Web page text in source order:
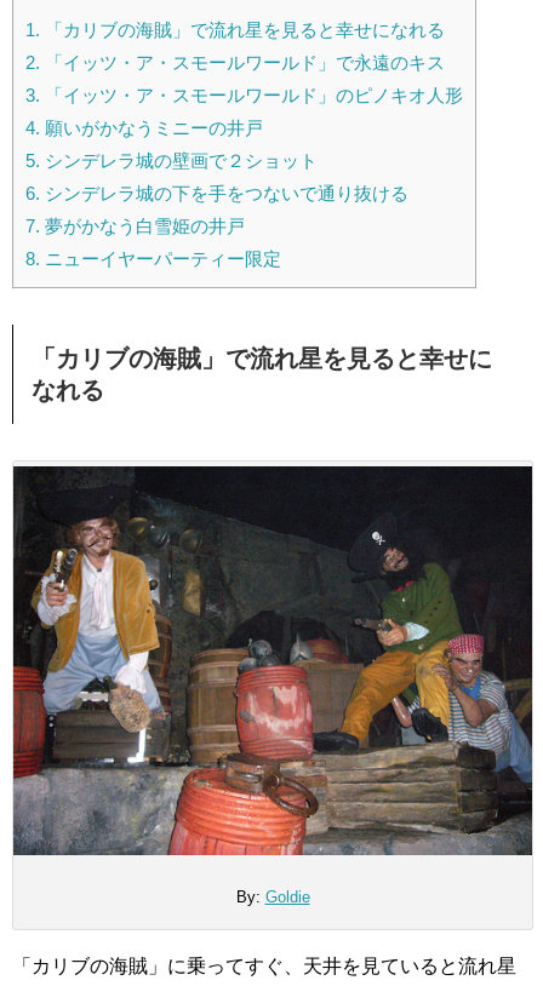
1. 「カリブの海賊」で流れ星を見ると幸せになれる
2. 「イッツ・ア・スモールワールド」で永遠のキス
3. 「イッツ・ア・スモールワールド」のピノキオ人形
4. 願いがかなうミニーの井戸
5. シンデレラ城の壁画で２ショット
6. シンデレラ城の下を手をつないで通り抜ける
7. 夢がかなう白雪姫の井戸
8. ニューイヤーパーティー限定
「カリブの海賊」で流れ星を見ると幸せに
なれる
By: Goldie
「カリブの海賊」に乗ってすぐ、天井を見ていると流れ星